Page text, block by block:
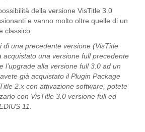
della versione VisTitle 3.0
e vanno molto oltre quelle di un
classico.
di una precedente versione (VisTitle
acquistato una versione full precedente
l’upgrade alla versione full 3.0 ad un
già acquistato il Plugin Package
2.x con attivazione software, potete
con VisTitle 3.0 versione full ed
11.